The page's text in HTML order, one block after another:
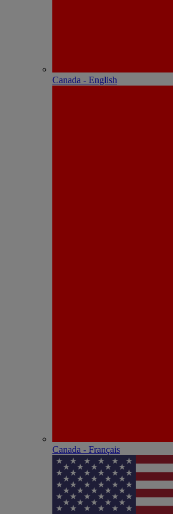
Canada - English
Canada - Français